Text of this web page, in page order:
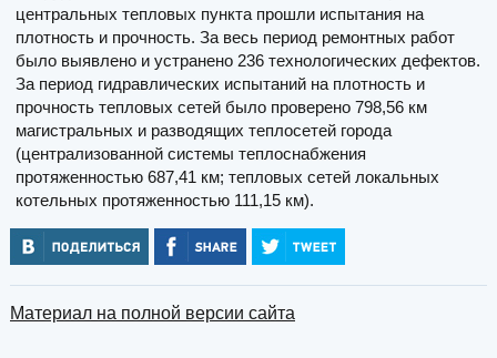
центральных тепловых пункта прошли испытания на
плотность и прочность. За весь период ремонтных работ
было выявлено и устранено 236 технологических дефектов.
За период гидравлических испытаний на плотность и
прочность тепловых сетей было проверено 798,56 км
магистральных и разводящих теплосетей города
(централизованной системы теплоснабжения
протяженностью 687,41 км; тепловых сетей локальных
котельных протяженностью 111,15 км).
Материал на полной версии сайта